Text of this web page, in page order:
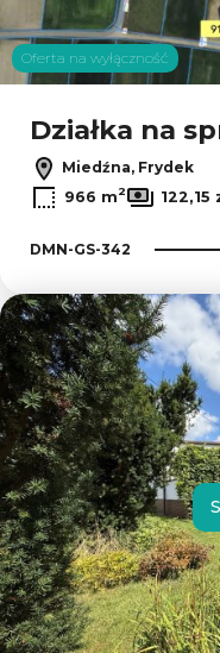
Oferta na wyłączność
Działka na
Miedźna, Frydek
966 m2 122,15
DMN-GS-342